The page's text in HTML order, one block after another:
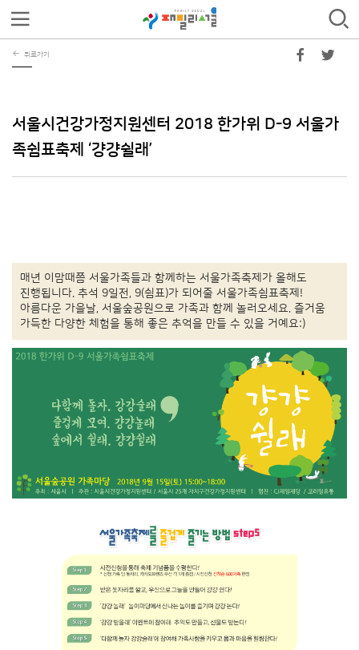
뒤로가기
서울시건강가정지원센터 2018 한가위 D-9 서울가
족쉼표축제 ‘걍걍쉴래’
매년 이맘때쯤 서울가족들과 함께하는 서울가족축제가 올해도
진행됩니다. 추석 9일전, 9(쉼표)가 되어줄 서울가족쉼표축제!
아름다운 가을날, 서울숲공원으로 가족과 함께 놀러오세요. 즐거움
가득한 다양한 체험을 통해 좋은 추억을 만들 수 있을 거예요:)